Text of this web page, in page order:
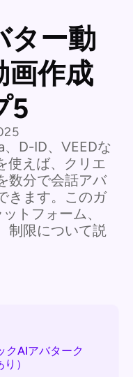
ター動
画作成
5
D-ID、VEEDな
使えば、クリエ
数分で会話アバ
きます。このガ
トフォーム、
制限について説
クAIアバターク
）